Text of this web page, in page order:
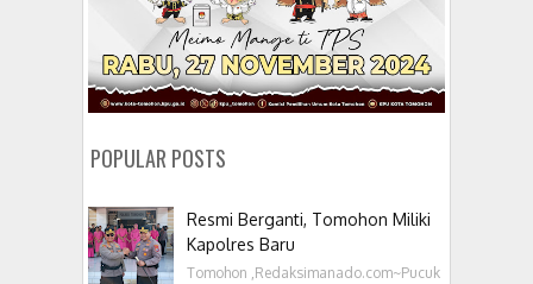
POPULAR POSTS
Resmi Berganti, Tomohon Miliki
Kapolres Baru
Tomohon ,Redaksimanado.com~Pucuk